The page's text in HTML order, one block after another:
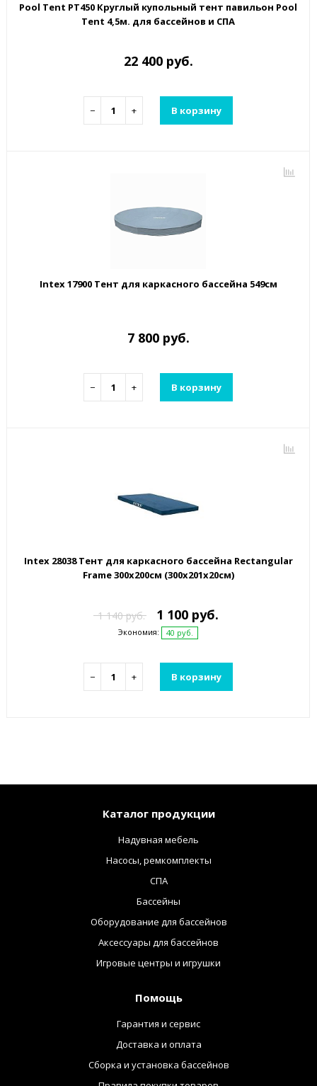
Pool Tent PT450 Круглый купольный тент павильон Pool
Tent 4,5м. для бассейнов и СПА
22 400 руб.
− + В корзину
Intex 17900 Тент для каркасного бассейна 549см
7 800 руб.
− + В корзину
Intex 28038 Тент для каркасного бассейна Rectangular
Frame 300х200см (300х201х20см)
1 140 руб. 1 100 руб.
Экономия: 40 руб.
− + В корзину
Каталог продукции
Надувная мебель
Насосы, ремкомплекты
СПА
Бассейны
Оборудование для бассейнов
Аксессуары для бассейнов
Игровые центры и игрушки
Помощь
Гарантия и сервис
Доставка и оплата
Сборка и установка бассейнов